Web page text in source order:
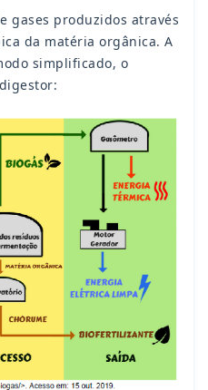
gases produzidos através
da matéria orgânica. A
simplificado, o